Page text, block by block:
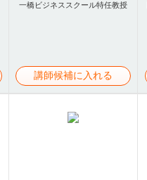
一橋ビジネススクール特任教授
講師候補に入れる